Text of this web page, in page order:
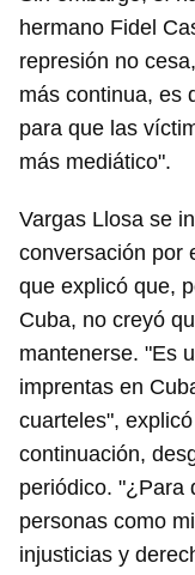
hermano Fidel
represión no
más continua, es
para que las
más mediático".
Vargas Llosa se
conversación por
que explicó que,
Cuba, no creyó
mantenerse. "Es
imprentas en
cuarteles",
continuación,
periódico. "¿Para
personas como
injusticias y